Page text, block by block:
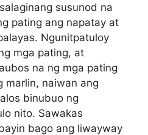
susunod na
pating ang napatay at
Ngunitpatuloy
mga pating, at
na ng mga pating
marlin, naiwan ang
binubuo ng
nito. Sawakas
bago ang liwayway